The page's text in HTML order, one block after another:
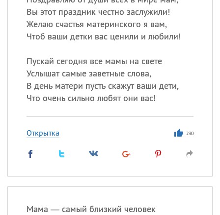
Вы этот праздник честно заслужили!
Желаю счастья материнского я вам,
Чтоб ваши детки вас ценили и любили!
Пускай сегодня все мамы на свете
Услышат самые заветные слова,
В день матери пусть скажут ваши дети,
Что очень сильно любят они вас!
Открытка 230
Мама — самый близкий человек